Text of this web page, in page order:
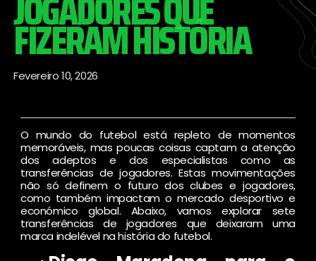
FIZERAM HISTÓRIA
Fevereiro 10, 2026
O mundo do futebol está repleto de momentos
memoráveis, mas poucas coisas captam a atenção
dos adeptos e dos especialistas como as
transferências de jogadores. Estas movimentações
não só definem o futuro dos clubes e jogadores,
como também impactam o mercado desportivo e
económico global. Abaixo, vamos explorar sete
transferências de jogadores que deixaram uma
marca indelével na história do futebol.